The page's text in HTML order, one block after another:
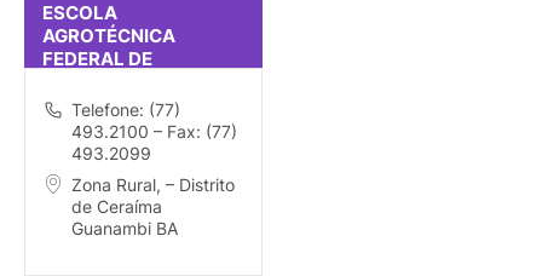
ESCOLA
AGROTÉCNICA
FEDERAL DE
JOSÉ TEIXEIRA)
Telefone: (77)
493.2100 – Fax: (77)
493.2099
Zona Rural, – Distrito
de Ceraíma
Guanambi BA